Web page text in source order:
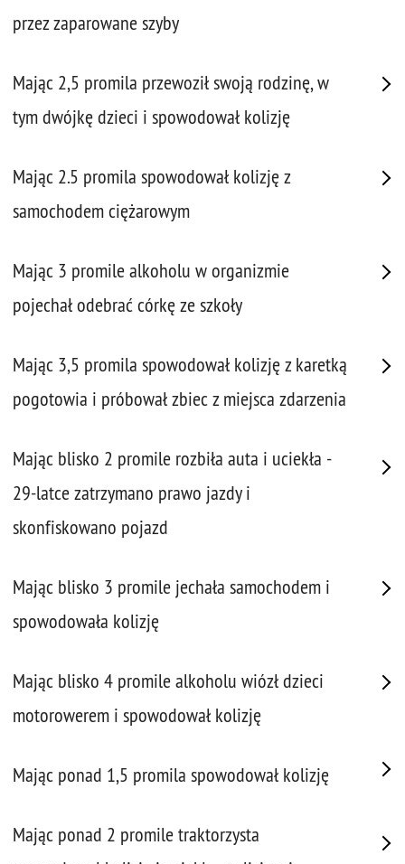
przez zaparowane szyby
Mając 2,5 promila przewoził swoją rodzinę, w
tym dwójkę dzieci i spowodował kolizję
Mając 2.5 promila spowodował kolizję z
samochodem ciężarowym
Mając 3 promile alkoholu w organizmie
pojechał odebrać córkę ze szkoły
Mając 3,5 promila spowodował kolizję z karetką
pogotowia i próbował zbiec z miejsca zdarzenia
Mając blisko 2 promile rozbiła auta i uciekła -
29-latce zatrzymano prawo jazdy i
skonfiskowano pojazd
Mając blisko 3 promile jechała samochodem i
spowodowała kolizję
Mając blisko 4 promile alkoholu wiózł dzieci
motorowerem i spowodował kolizję
Mając ponad 1,5 promila spowodował kolizję
Mając ponad 2 promile traktorzysta